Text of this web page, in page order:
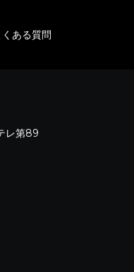
くある質問
レ第89